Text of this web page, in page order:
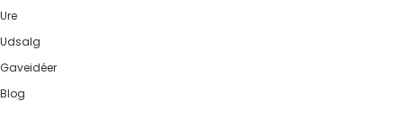
Ure
Udsalg
Gaveidéer
Blog